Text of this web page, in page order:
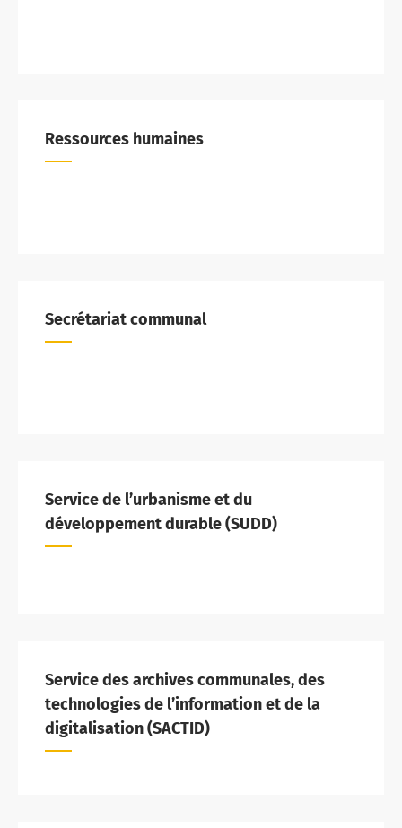
Ressources humaines
Secrétariat communal
Service de l’urbanisme et du
développement durable (SUDD)
Service des archives communales, des
technologies de l’information et de la
digitalisation (SACTID)